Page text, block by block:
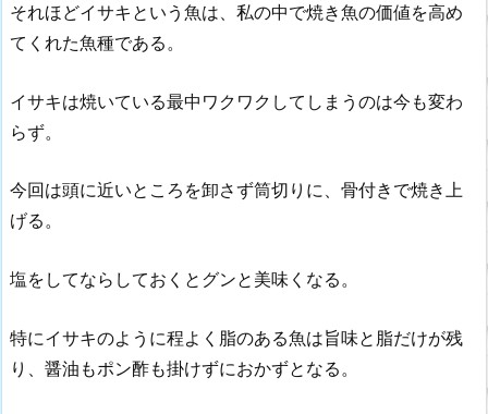
それほどイサキという魚は、私の中で焼き魚の価値を高め
てくれた魚種である。
イサキは焼いている最中ワクワクしてしまうのは今も変わ
らず。
今回は頭に近いところを卸さず筒切りに、骨付きで焼き上
げる。
塩をしてならしておくとグンと美味くなる。
特にイサキのように程よく脂のある魚は旨味と脂だけが残
り、醤油もポン酢も掛けずにおかずとなる。